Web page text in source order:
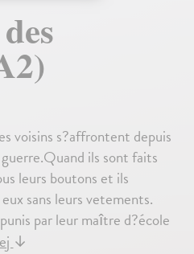
voisins s?affrontent depuis
ils sont faits
leurs boutons et ils
sans leurs vetements.
par leur maître d?école
↓